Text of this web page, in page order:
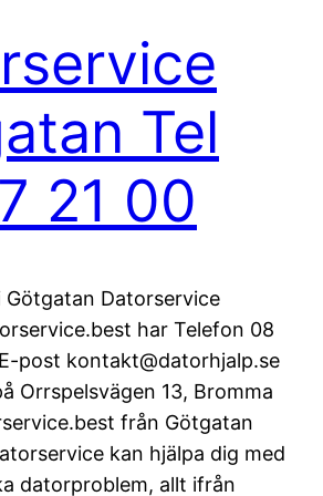
Tel
21 00
Götgatan Datorservice
har Telefon 08
post kontakt@datorhjalp.se
Orrspelsvägen 13, Bromma
från Götgatan
kan hjälpa dig med
datorproblem, allt ifrån